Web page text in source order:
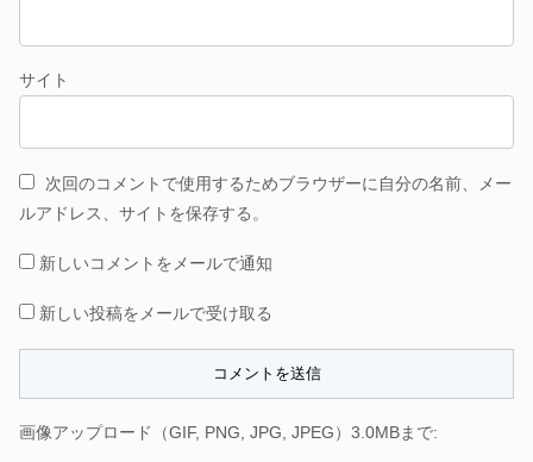
サイト
次回のコメントで使用するためブラウザーに自分の名前、メー
ルアドレス、サイトを保存する。
新しいコメントをメールで通知
新しい投稿をメールで受け取る
画像アップロード（GIF, PNG, JPG, JPEG）3.0MBまで: